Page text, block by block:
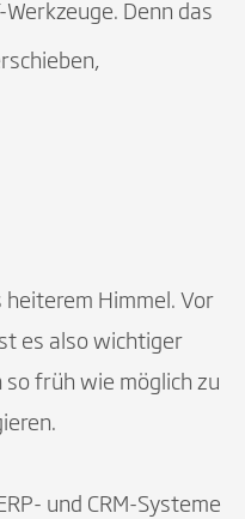
Denn das
heiterem Himmel. Vor
es also wichtiger
so früh wie möglich zu
und CRM-Systeme